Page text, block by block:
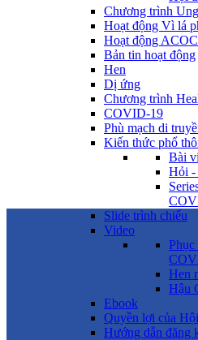
Chương trình
Hoạt động Vì lá
Hoạt động
Bản tin hoạt động
Hen
Dị ứng
Chương trình
COVID-19
Phù mạch di
Kiến thức phổ
Bài
Hỏi
Slide trình chiếu
Video
Hen
Hậu
Ebook
Quyền lợi của
Hướng dẫn đăng